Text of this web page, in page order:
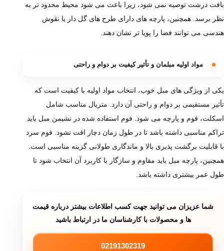
بافت درشت توصیه نمی ‌شود، زیرا باعث می ‌شود محیط محدود تر به
نظر برسد. همچنین، پارچه ‌های دارای طرح‌ های گل ‌دار یا نقوش
هندسی می ‌توانند فضا را پویا تر نشان دهند.
مواد اولیه مبلمان و تأثیر کیفیت بر دوام و راحتی
یکی از ویژگی‌ های مبل خوب، انتخاب مواد اولیه با کیفیت است که
تأثیر مستقیمی بر دوام و راحتی آن دارد. متریال مناسب شامل
اسکلت، فوم و پارچه می‌ شود. فوم استفاده شده در نشیمن مبل باید
تراکم مناسبی داشته باشد تا در طول زمان دچار افت نشود. فوم سرد
با قابلیت برگشت پذیری بالا و ماندگاری طولانی گزینه مناسبی است.
همچنین، پارچه مبل باید مقاوم و سازگار با کاربرد آن انتخاب شود تا
طول عمر بیشتری داشته باشد.
شما عزیزان می توانید جهت کسب اطلاعات بیشتر درباره قیمت
ها و محصولات با کارشناسان ما در ارتباط باشید
02191302319